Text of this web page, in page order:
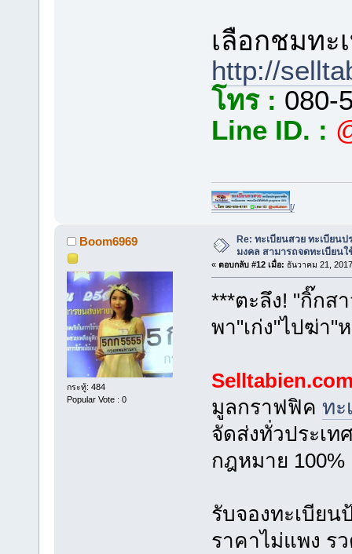
เลือกชมทะ
http://
โทร : 080-
Line ID. :
[/
Boom6969
กระทู้: 484
Popular Vote : 0
Re: ทะเบียนสวย ทะเบียน
มงคล สามารถจดทะเบียน
« ตอบกลับ #12 เมื่อ: ธันวาคม 21,
***ตะลึง! "กิ๊กส
พา"เก่ง"ไปฆ่า"
มูลกราฟฟิค ทะ
จัดส่งทั่วประเ
กฎหมาย 100%
รับจองทะเบีย
ราคาไม่แพง ร